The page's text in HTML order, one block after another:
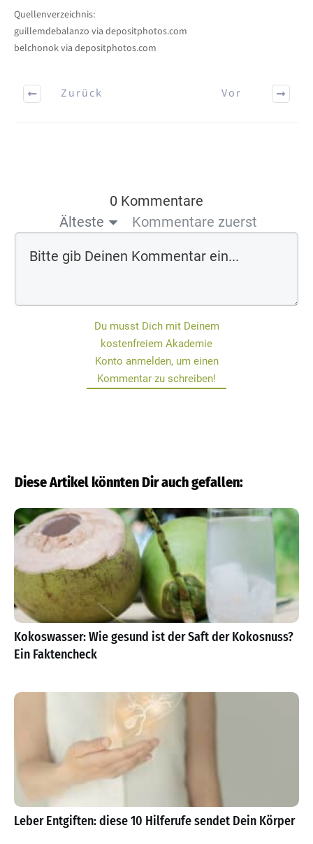
Quellenverzeichnis:
guillemdebalanzo via depositphotos.com
belchonok via depositphotos.com
Zurück Vor
0 Kommentare
Älteste
Kommentare zuerst
Du musst Dich mit Deinem
kostenfreiem Akademie
Konto anmelden, um einen
Kommentar zu schreiben!
Diese Artikel könnten Dir auch gefallen:
Kokoswasser: Wie gesund ist der Saft der Kokosnuss?
Ein Faktencheck
Leber Entgiften: diese 10 Hilferufe sendet Dein Körper